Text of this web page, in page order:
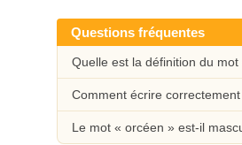
Questions fréquentes
Quelle est la définition du
Comment écrire
Le mot « orcéen » est-il